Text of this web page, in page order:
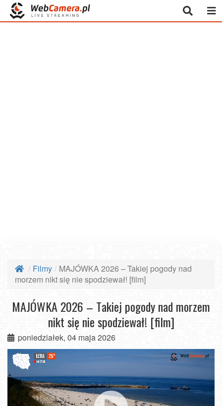
Filmy
MAJÓWKA 2026 – Takiej pogody nad
morzem nikt się nie spodziewał! [film]
MAJÓWKA 2026 – Takiej pogody nad morzem
nikt się nie spodziewał! [film]
poniedziałek, 04 maja 2026